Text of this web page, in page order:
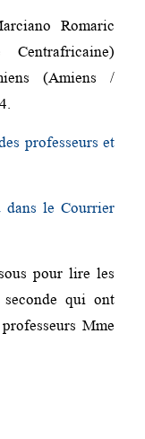
Romaric
Centrafricaine)
(Amiens /
professeurs et
le Courrier
pour lire les
qui ont
Mme